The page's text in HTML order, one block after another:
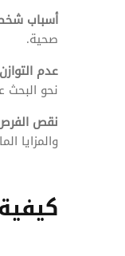
أسباب
صحية.
عدم
نحو البحث
نقص
والمزايا